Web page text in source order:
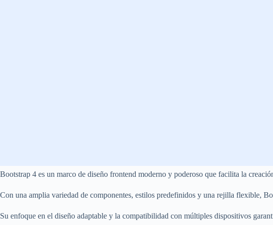
Bootstrap 4 es un marco de diseño frontend moderno y poderoso que facilita la
Con una amplia variedad de componentes, estilos predefinidos y una rejilla flexible,
Su enfoque en el diseño adaptable y la compatibilidad con múltiples dispositivos